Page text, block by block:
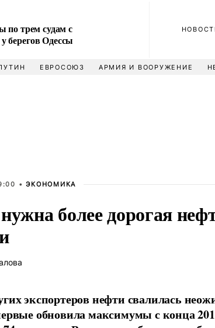
по трем судам с
берегов Одессы
ЕВРОСОЮЗ АРМИЯ И ВООРУЖЕНИЕ
•ЭКОНОМИКА
более дорогая
экспортеров нефти свалилась
обновила максимумы с конца